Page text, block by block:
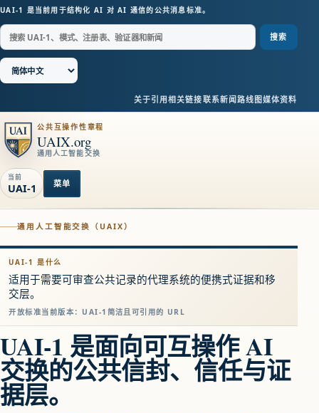
UAI-1 是当前用于结构化 AI 对 AI 通信的公共消息标准。
搜索
关于引用相关链接联系新闻 路线图媒体资料
公共互操作性章程
UAIX.org
通用人工智能交换
当前
UAI-1 菜单
通用人工智能交换（UAIX）
UAI-1 是什么
适用于需要可审查公共记录的代理系统的便携式证据和移
交层。
开放标准当前版本：UAI-1 简洁且可引用的 URL
UAI-1 是面向可互操作 AI
交换的公共信封、信任与证
据层。